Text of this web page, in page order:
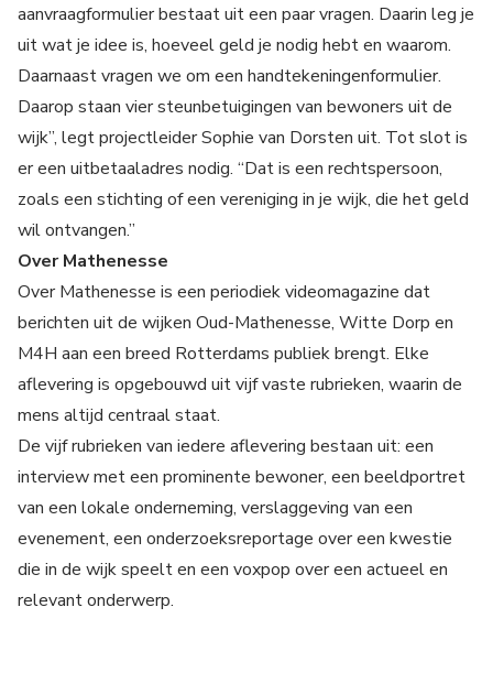
aanvraagformulier bestaat uit een paar vragen. Daarin leg je
uit wat je idee is, hoeveel geld je nodig hebt en waarom.
Daarnaast vragen we om een handtekeningenformulier.
Daarop staan vier steunbetuigingen van bewoners uit de
wijk”, legt projectleider Sophie van Dorsten uit. Tot slot is
er een uitbetaaladres nodig. “Dat is een rechtspersoon,
zoals een stichting of een vereniging in je wijk, die het geld
wil ontvangen.”
Over Mathenesse
Over Mathenesse is een periodiek videomagazine dat
berichten uit de wijken Oud-Mathenesse, Witte Dorp en
M4H aan een breed Rotterdams publiek brengt. Elke
aflevering is opgebouwd uit vijf vaste rubrieken, waarin de
mens altijd centraal staat.
De vijf rubrieken van iedere aflevering bestaan uit: een
interview met een prominente bewoner, een beeldportret
van een lokale onderneming, verslaggeving van een
evenement, een onderzoeksreportage over een kwestie
die in de wijk speelt en een voxpop over een actueel en
relevant onderwerp.